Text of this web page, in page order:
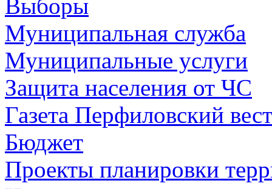
Выборы
Муниципальная служба
Муниципальные услуги
Защита населения от ЧС
Газета Перфиловский
Бюджет
Проекты планировки